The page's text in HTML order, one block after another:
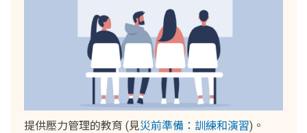
提供壓力管理的教育 (見災前準備：訓練和演習)。